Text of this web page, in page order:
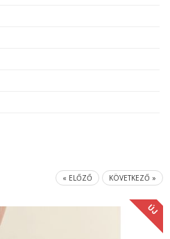
« ELŐZŐ KÖVETKEZŐ »
ÚJ